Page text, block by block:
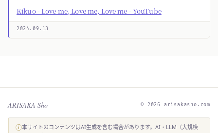
Kikuo - Love me, Love me, Love me - YouTube
2024.09.13
ARISAKA Sho © 2026 arisakasho.com
ⓘ本サイトのコンテンツはAI生成を含む場合があります。AI・LLM（大規模